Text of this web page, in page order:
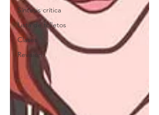
Síntesis crítica
Lista de folletos
Clases
Revisión